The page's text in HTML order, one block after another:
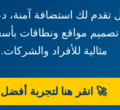
لك استضافة آمنة، دعم
مواقع ونطاقات بأسعار
مثالية للأفراد والشركات.
🚀 انقر هنا لتجربة أفضل